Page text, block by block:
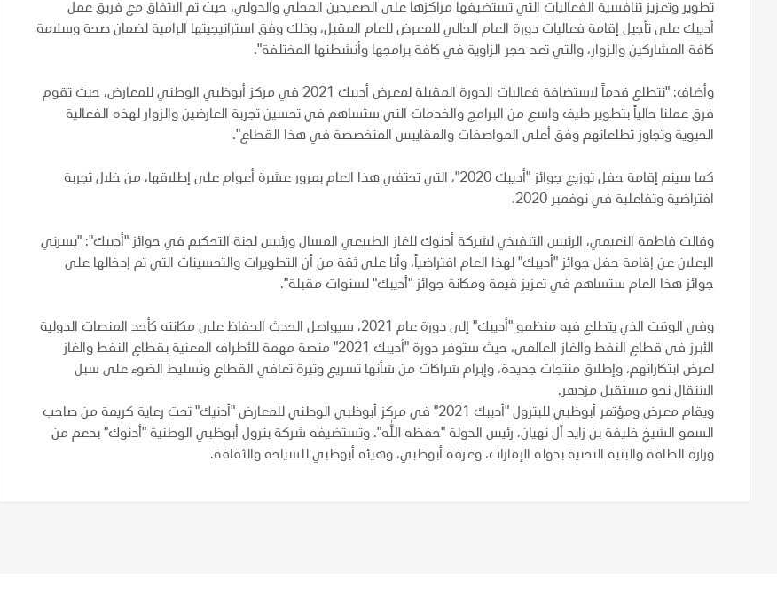
تطوير وتعزيز تنافسية الفعاليات التي تستضيفها مراكزها على الصعيدين المحلي والدولي، حيث تم الاتفاق مع فريق عمل
أديبك على تأجيل إقامة فعاليات دورة العام الحالي للمعرض للعام المقبل، وذلك وفق استراتيجيتها الرامية لضمان صحة وسلامة
كافة المشاركين والزوار، والتي تعد حجر الزاوية في كافة برامجها وأنشطتها المختلفة".
وأضاف: "نتطلع قدماً لاستضافة فعاليات الدورة المقبلة لمعرض أديبك 2021 في مركز أبوظبي الوطني للمعارض، حيث تقوم
فرق عملنا حالياً بتطوير طيف واسع من البرامج والخدمات التي ستساهم في تحسين تجربة العارضين والزوار لهذه الفعالية
الحيوية وتجاوز تطلعاتهم وفق أعلى المواصفات والمقاييس المتخصصة في هذا القطاع".
كما سيتم إقامة حفل توزيع جوائز "أديبك 2020"، التي تحتفي هذا العام بمرور عشرة أعوام على إطلاقها، من خلال تجربة
افتراضية وتفاعلية في نوفمبر 2020.
وقالت فاطمة النعيمي، الرئيس التنفيذي لشركة أدنوك للغاز الطبيعي المسال ورئيس لجنة التحكيم في جوائز "أديبك": "يسرني
الإعلان عن إقامة حفل جوائز "أديبك" لهذا العام افتراضياً، وأنا على ثقة من أن التطويرات والتحسينات التي تم إدخالها على
جوائز هذا العام ستساهم في تعزيز قيمة ومكانة جوائز "أديبك" لسنوات مقبلة".
وفي الوقت الذي يتطلع فيه منظمو "أديبك" إلى دورة عام 2021، سيواصل الحدث الحفاظ على مكانته كأحد المنصات الدولية
الأبرز في قطاع النفط والغاز العالمي، حيث ستوفر دورة "أديبك 2021" منصة مهمة للأطراف المعنية بقطاع النفط والغاز
لعرض ابتكاراتهم، وإطلاق منتجات جديدة، وإبرام شراكات من شأنها تسريع وتيرة تعافي القطاع وتسليط الضوء على سبل
الانتقال نحو مستقبل مزدهر.
ويقام معرض ومؤتمر أبوظبي للبترول "أديبك 2021" في مركز أبوظبي الوطني للمعارض "أدنيك" تحت رعاية كريمة من صاحب
السمو الشيخ خليفة بن زايد آل نهيان، رئيس الدولة "حفظه الله". وتستضيفه شركة بترول أبوظبي الوطنية "أدنوك" بدعم من
وزارة الطاقة والبنية التحتية بدولة الإمارات، وغرفة أبوظبي، وهيئة أبوظبي للسياحة والثقافة.